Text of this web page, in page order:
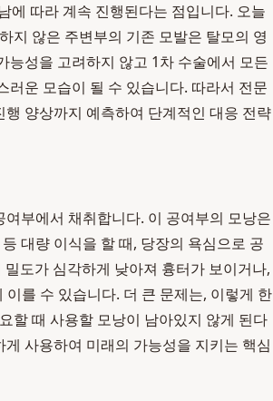
에 따라 계속 진행된다는 점입니다. 오늘
지 않은 주변부의 기존 모발은 탈모의 영
능성을 고려하지 않고 1차 수술에서 모든
러운 모습이 될 수 있습니다. 따라서 전문
양상까지 예측하여 단계적인 대응 전략
부에서 채취합니다. 이 공여부의 모낭은
대량 이식을 할 때, 당장의 욕심으로 공
도가 심각하게 낮아져 흉터가 보이거나,
를 수 있습니다. 더 큰 문제는, 이렇게 한
할 때 사용할 모낭이 남아있지 않게 된다
사용하여 미래의 가능성을 지키는 핵심